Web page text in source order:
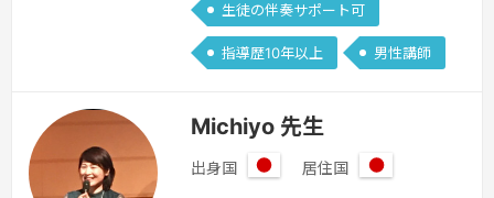
生徒の伴奏サポート可
指導歴10年以上 男性講師
Michiyo 先生
出身国 居住国